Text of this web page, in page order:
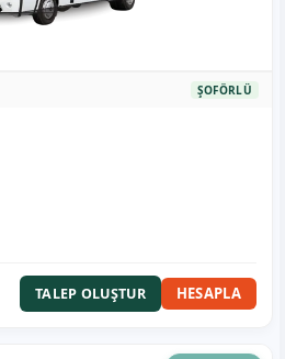
ŞOFÖRLÜ
TALEP OLUŞTUR HESAPLA